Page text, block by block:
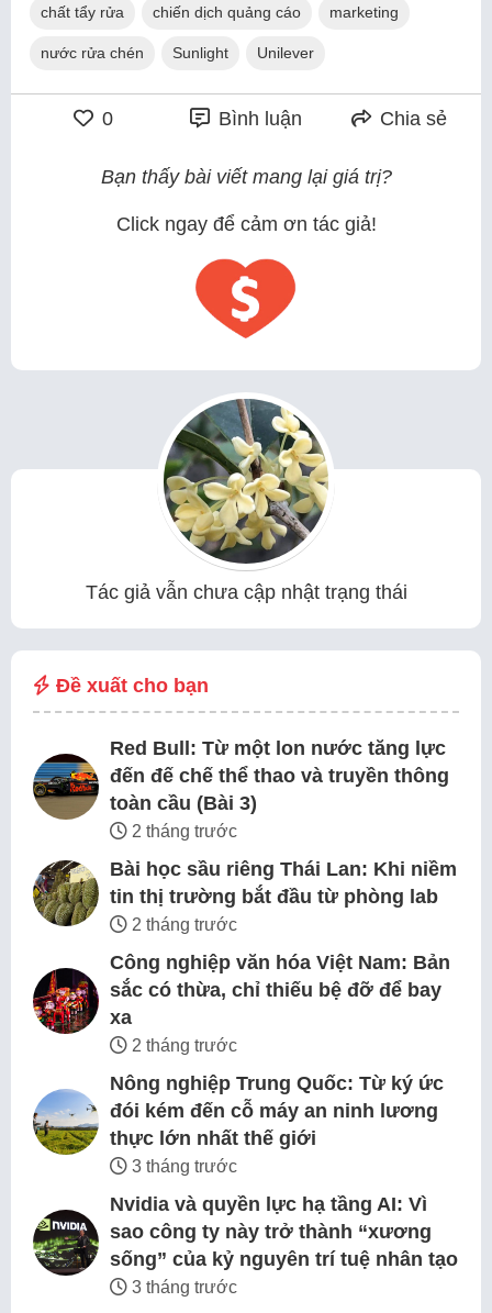
chất tẩy rửa chiến dịch quảng cáo marketing
nước rửa chén Sunlight Unilever
0 Bình luận Chia sẻ
Bạn thấy bài viết mang lại giá trị?
Click ngay để cảm ơn tác giả!
Tác giả vẫn chưa cập nhật trạng thái
Đề xuất cho bạn
Red Bull: Từ một lon nước tăng lực
đến đế chế thể thao và truyền thông
toàn cầu (Bài 3)
2 tháng trước
Bài học sầu riêng Thái Lan: Khi niềm
tin thị trường bắt đầu từ phòng lab
2 tháng trước
Công nghiệp văn hóa Việt Nam: Bản
sắc có thừa, chỉ thiếu bệ đỡ để bay
xa
2 tháng trước
Nông nghiệp Trung Quốc: Từ ký ức
đói kém đến cỗ máy an ninh lương
thực lớn nhất thế giới
3 tháng trước
Nvidia và quyền lực hạ tầng AI: Vì
sao công ty này trở thành “xương
sống” của kỷ nguyên trí tuệ nhân tạo
3 tháng trước